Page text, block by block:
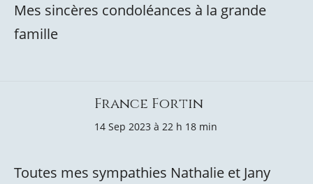
Mes sincères condoléances à la grande
famille
France Fortin
14 Sep 2023 à 22 h 18 min
Toutes mes sympathies Nathalie et Jany